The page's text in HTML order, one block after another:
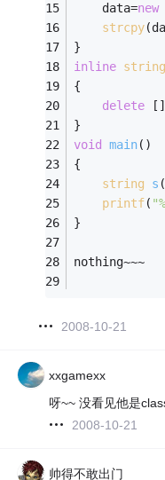
	data=
new
strcpy
}
inline string
{
delete
}
void
main()
{
string
s (
printf(
}
nothing~~~
2008-10-21
xxgamexx
呀~~ 没看见他是
2008-10-21
帅得不敢出门